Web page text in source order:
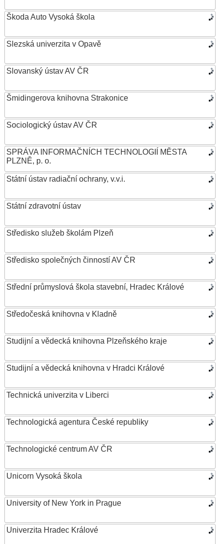
Škoda Auto Vysoká škola
Slezská univerzita v Opavě
Slovanský ústav AV ČR
Šmidingerova knihovna Strakonice
Sociologický ústav AV ČR
SPRÁVA INFORMAČNÍCH TECHNOLOGIÍ MĚSTA
PLZNĚ, p. o.
Státní ústav radiační ochrany, v.v.i.
Státní zdravotní ústav
Středisko služeb školám Plzeň
Středisko společných činností AV ČR
Střední průmyslová škola stavební, Hradec Králové
Středočeská knihovna v Kladně
Studijní a vědecká knihovna Plzeňského kraje
Studijní a vědecká knihovna v Hradci Králové
Technická univerzita v Liberci
Technologická agentura České republiky
Technologické centrum AV ČR
Unicorn Vysoká škola
University of New York in Prague
Univerzita Hradec Králové